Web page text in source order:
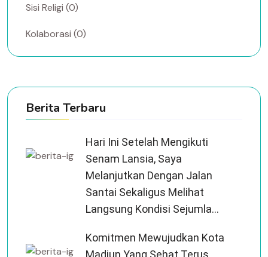
Sisi Religi (0)
Kolaborasi (0)
Berita Terbaru
Hari Ini Setelah Mengikuti
Senam Lansia, Saya
Melanjutkan Dengan Jalan
Santai Sekaligus Melihat
Langsung Kondisi Sejumla...
Komitmen Mewujudkan Kota
Madiun Yang Sehat Terus